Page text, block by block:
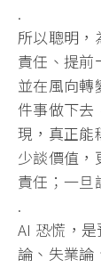
.
所以聰明，
責任、提前
並在風向轉
件事做下去
現，真正能
少談價值，
責任；一旦
.
AI 恐慌，
論、失業論